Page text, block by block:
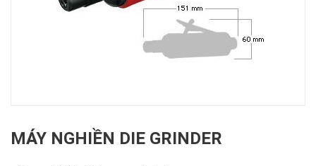
MÁY NGHIỀN DIE GRINDER